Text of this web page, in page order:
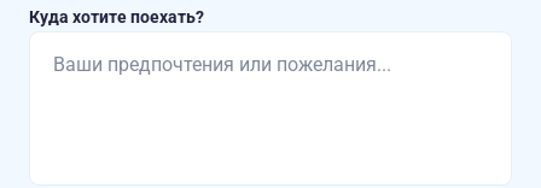
Куда хотите поехать?